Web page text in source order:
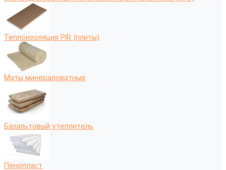
Теплоизоляция PIR (плиты)
Маты минераловатные
Базальтовый утеплитель
Пенопласт